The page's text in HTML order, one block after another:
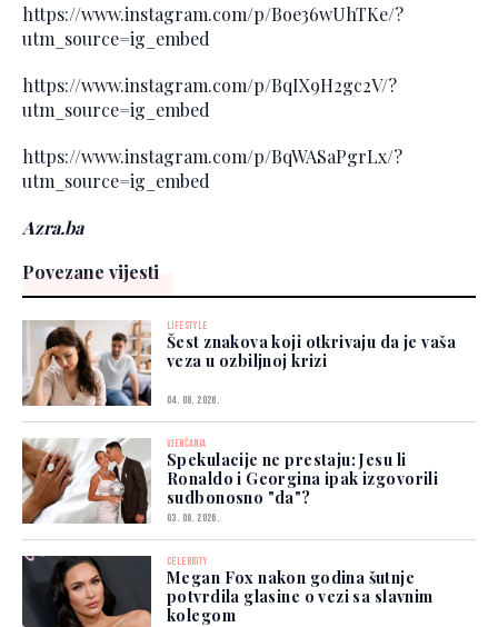
https://www.instagram.com/p/Boe36wUhTKe/?
utm_source=ig_embed
https://www.instagram.com/p/BqIX9H2gc2V/?
utm_source=ig_embed
https://www.instagram.com/p/BqWASaPgrLx/?
utm_source=ig_embed
Azra.ba
Povezane vijesti
LIFESTYLE
Šest znakova koji otkrivaju da je vaša
veza u ozbiljnoj krizi
04. 08. 2026.
VJENČANJA
Spekulacije ne prestaju: Jesu li
Ronaldo i Georgina ipak izgovorili
sudbonosno "da"?
03. 08. 2026.
CELEBRITY
Megan Fox nakon godina šutnje
potvrdila glasine o vezi sa slavnim
kolegom